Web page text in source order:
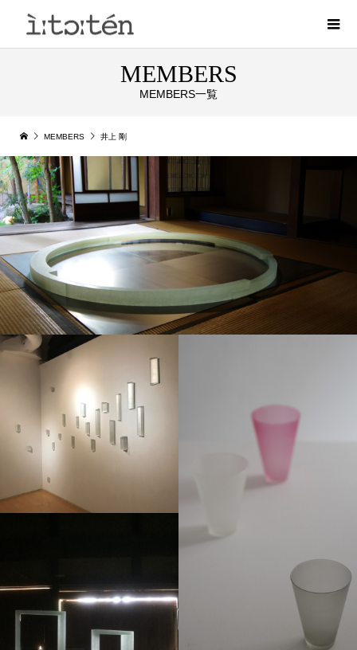
MEMBERS
MEMBERS一覧
MEMBERS 井上 剛